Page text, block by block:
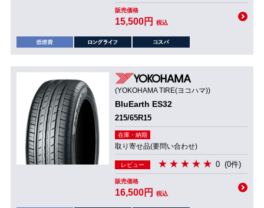
販売価格
15,500円 税込
(YOKOHAMA TIRE(ヨコハマ))
BluEarth ES32
215/65R15
在庫・納期
取り寄せ品(要問い合わせ)
レビュー 0 (0件)
販売価格
16,500円 税込